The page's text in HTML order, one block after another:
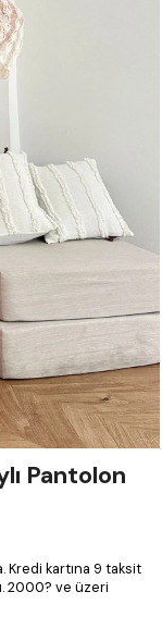
Pantolon
Kredi kartına 9 taksit
2000? ve üzeri